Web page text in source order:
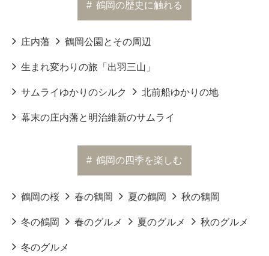
# 鶴岡の歴史に触れる
庄内藩 鶴岡公園とその周辺
生まれ変わりの旅「出羽三山」
サムライゆかりのシルク 北前船ゆかりの地
幕末の庄内藩と明治維新のサムライ
# 鶴岡の四季を楽しむ
鶴岡の桜 春の鶴岡 夏の鶴岡 秋の鶴岡
冬の鶴岡 春のグルメ 夏のグルメ 秋のグルメ
冬のグルメ